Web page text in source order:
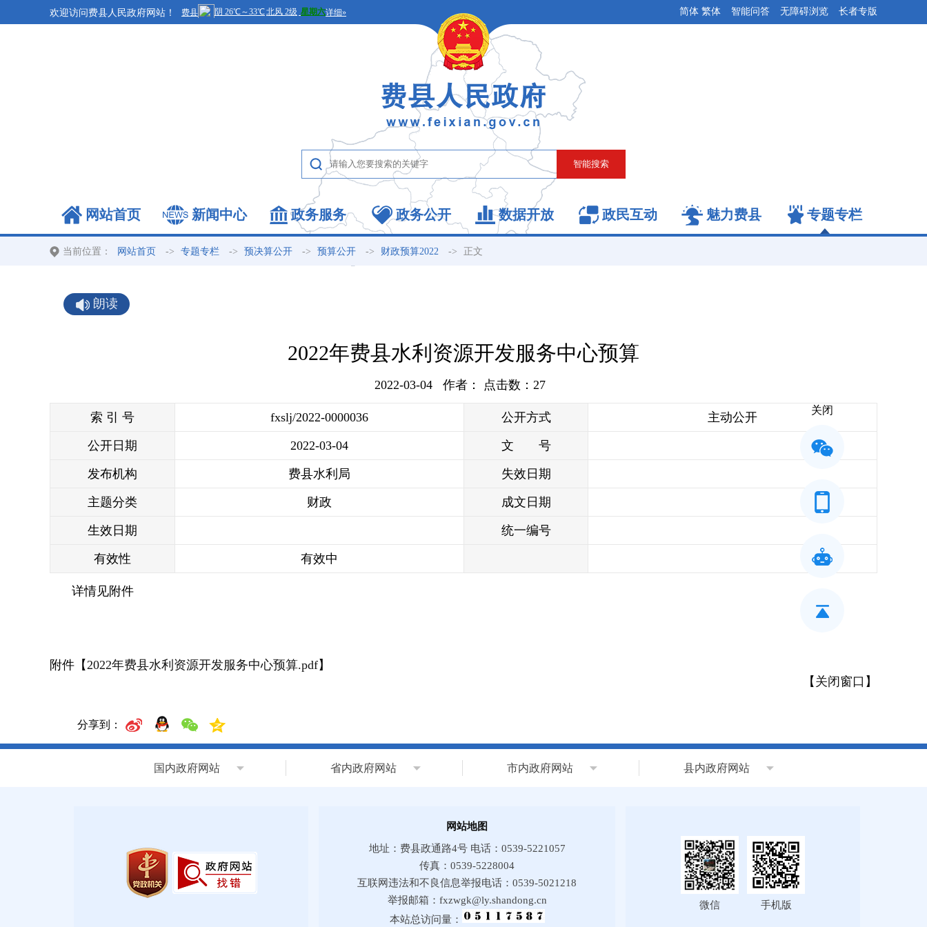
欢迎访问费县人民政府网站！ 智能问答 无障碍浏览 长者专版
简体 繁体
网站首页 新闻中心 政务服务 政务公开 数据开放 政民互动 魅力费县 专题专栏
当前位置： 网站首页 -> 专题专栏 -> 预决算公开 -> 预算公开 -> 财政预算2022 -> 正文
朗读
2022年费县水利资源开发服务中心预算
2022-03-04 作者： 点击数： 27
索 引 号 fxslj/2022-0000036 公开方式 主动公开
公开日期 2022-03-04 文 号
发布机构 费县水利局 失效日期
主题分类 财政 成文日期
生效日期 统一编号
有效性 有效中
详情见附件
附件【2022年费县水利资源开发服务中心预算.pdf】
【 关闭窗口 】
分享到：
国内政府网站 省内政府网站 市内政府网站 县内政府网站
网站地图
地址：费县政通路4号 电话：0539-5221057
传真：0539-5228004
互联网违法和不良信息举报电话：0539-5021218
举报邮箱：fxzwgk@ly.shandong.cn
本站总访问量：
微信 手机版
关闭